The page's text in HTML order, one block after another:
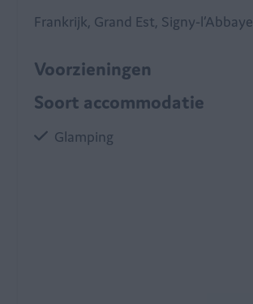
Frankrijk, Grand Est, Signy-l’Abbaye
Voorzieningen
Soort accommodatie
Glamping